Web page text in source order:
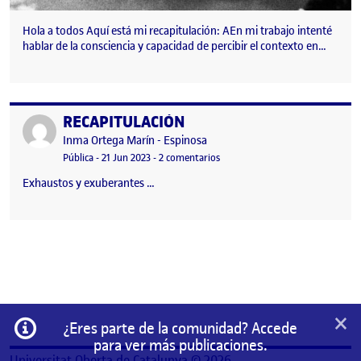
Hola a todos Aquí está mi recapitulación: AEn mi trabajo intenté
hablar de la consciencia y capacidad de percibir el contexto en…
Publicado porRECAPITULACIÓN
Publicado por
Inma Ortega Marín - Espinosa
Visibilidad:
Pública-Fecha de publicación
21 Jun 2023-2 comentariosen RECAPITULACIÓN
Exhaustos y exuberantes …
Información
¿Eres parte de la comunidad? Accede
para ver más publicaciones.
×